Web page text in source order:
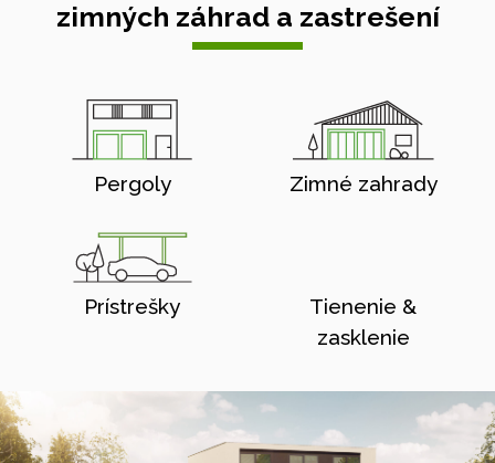
zimných záhrad a zastrešení
Pergoly Zimné zahrady
Prístrešky
Tienenie &
zasklenie